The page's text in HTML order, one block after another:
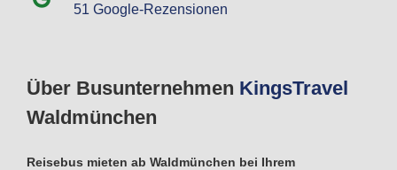
Über Busunternehmen KingsTravel
Waldmünchen
Reisebus mieten ab Waldmünchen bei Ihrem
51 Google-Rezensionen